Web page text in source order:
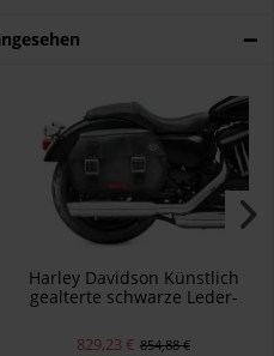
Harley Davidson Künstlich
gealterte schwarze Leder-
829,23 € 854,88 €